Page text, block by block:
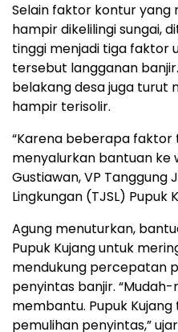
Selain faktor kontur yang
hampir dikelilingi sungai,
tinggi menjadi tiga faktor
tersebut langganan
belakang desa juga turut
hampir terisolir.
“Karena beberapa faktor
menyalurkan bantuan ke
Gustiawan, VP Tanggung
Lingkungan (TJSL) Pupuk
Agung menuturkan,
Pupuk Kujang untuk
mendukung percepatan
penyintas banjir.
membantu. Pupuk
pemulihan penyintas,”